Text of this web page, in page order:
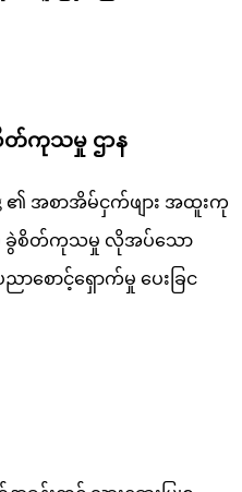
စိတ်ကုသမှု ဌာန
၏ အစာအိမ်ငှက်ဖျား အထူးကု
ခွဲစိတ်ကုသမှု လိုအပ်သော
စောင့်ရှောက်မှု ပေးခြင